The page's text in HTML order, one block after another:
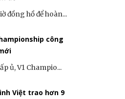
đồng hồ để hoàn...
công
ủ, V1 Champio...
Việt trao hơn 9